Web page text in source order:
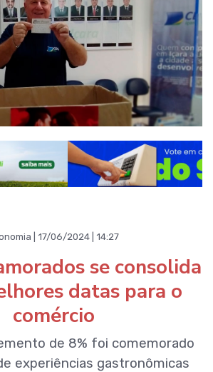
| 17/06/2024 | 14:27
se consolida
datas para o
comércio
de 8% foi comemorado
experiências gastronômicas